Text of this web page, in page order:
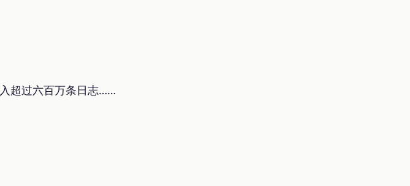
超过六百万条日志……